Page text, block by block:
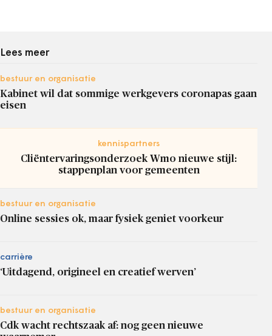
Lees meer
bestuur en organisatie
Kabinet wil dat sommige werkgevers coronapas gaan
eisen
kennispartners
Cliëntervaringsonderzoek Wmo nieuwe stijl:
stappenplan voor gemeenten
bestuur en organisatie
Online sessies ok, maar fysiek geniet voorkeur
carrière
‘Uitdagend, origineel en creatief werven’
bestuur en organisatie
Cdk wacht rechtszaak af: nog geen nieuwe